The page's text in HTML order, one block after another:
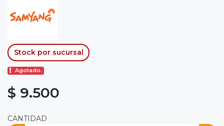
Stock por sucursal
Agotado.
$ 9.500
CANTIDAD